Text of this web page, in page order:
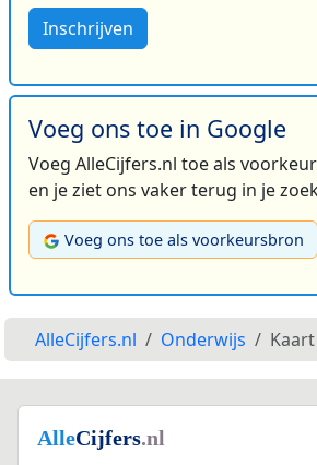
Inschrijven
Voeg ons toe in Google
Voeg AlleCijfers.nl toe als
en je ziet ons vaker terug in je
Voeg ons toe als voorkeursbron
AlleCijfers.nl Onderwijs